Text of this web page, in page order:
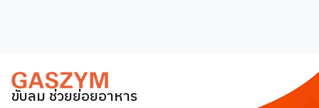
ขับลม ช่วยย่อยอาหาร